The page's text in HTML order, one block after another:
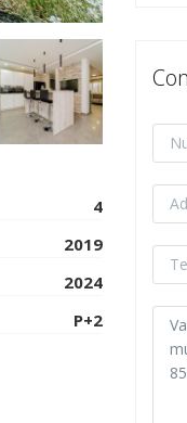
4
2019
2024
P+2